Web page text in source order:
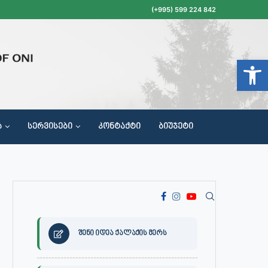
(+995) 599 224 842
ᲡᲔᲠᲕᲘᲡᲔᲑᲘ ᲙᲝᲜᲢᲐᲥᲢᲘ ᲑᲘᲣᲯᲔᲢᲘ
შენი იდეა ქალაქის მერს